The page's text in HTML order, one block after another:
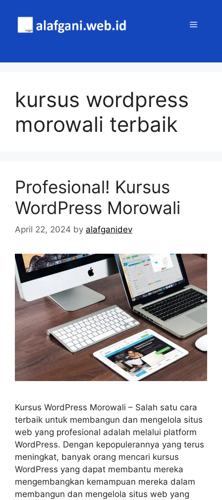
content
MENU
kursus wordpress
morowali terbaik
Profesional! Kursus
WordPress Morowali
April 22, 2024 by alafganidev
Kursus WordPress Morowali – Salah satu cara
terbaik untuk membangun dan mengelola situs
web yang profesional adalah melalui platform
WordPress. Dengan kepopulerannya yang terus
meningkat, banyak orang mencari kursus
WordPress yang dapat membantu mereka
mengembangkan kemampuan mereka dalam
membangun dan mengelola situs web yang